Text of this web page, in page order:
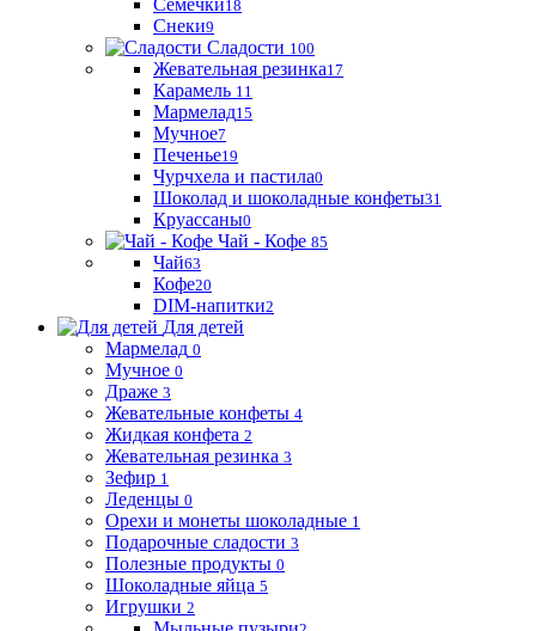
Семечки18
Снеки9
Сладости 100
Жевательная резинка17
Карамель 11
Мармелад15
Мучное7
Печенье19
Чурчхела и пастила0
Шоколад и шоколадные конфеты31
Круассаны0
Чай - Кофе 85
Чай63
Кофе20
DIM-напитки2
Для детей
Мармелад 0
Мучное 0
Драже 3
Жевательные конфеты 4
Жидкая конфета 2
Жевательная резинка 3
Зефир 1
Леденцы 0
Орехи и монеты шоколадные 1
Подарочные сладости 3
Полезные продукты 0
Шоколадные яйца 5
Игрушки 2